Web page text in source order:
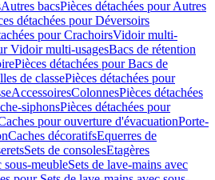
Autres bacsPièces détachées pour Autres
détachées pour Déversoirs
pour CrachoirsVidoir multi-
Vidoir multi-usagesBacs de rétention
Pièces détachées pour Bacs de
de classePièces détachées pour
AccessoiresColonnesPièces détachées
siphonsPièces détachées pour
pour ouverture d'évacuationPorte-
Caches décoratifsEquerres de
Sets de consolesEtagères
sous-meubleSets de lave-mains avec